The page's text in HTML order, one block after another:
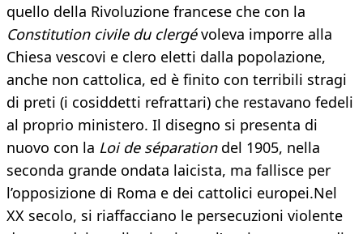
quello della Rivoluzione fran­cese che con la
Constitution civile du clergévoleva imporre alla
Chiesa vescovi e cle­ro eletti dalla popolazione,
anche non cat­tolica, ed è finito con terribili stragi
di pre­ti (i cosiddetti refrattari) che restavano fe­deli
al proprio ministero. Il disegno si pre­senta di
nuovo con la Loi de séparationdel 1905, nella
seconda grande ondata laici­sta, ma fallisce per
l’opposizione di Roma e dei cattolici europei.Nel
XX secolo, si riaffacciano le persecuzioni violente